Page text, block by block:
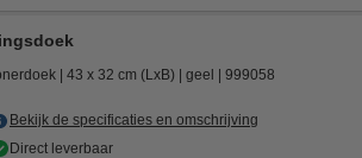
43 x 32 cm (LxB) geel 999058
Bekijk de specificaties en omschrijving
Direct leverbaar